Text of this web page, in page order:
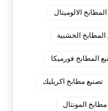
الالوميتال
المطابخ الخشبية
المطابخ فورميكا
تصنيع مطابخ اكريليك
المونتال